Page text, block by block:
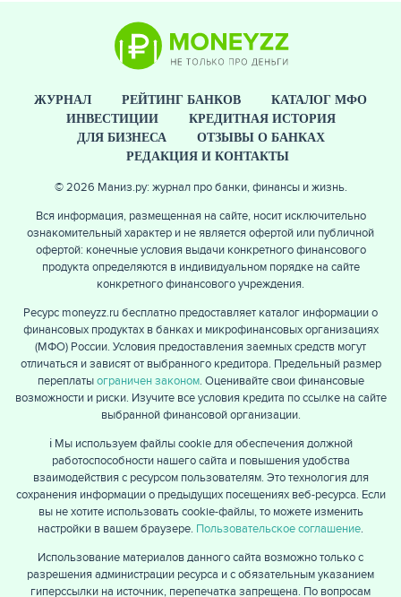
ЖУРНАЛ РЕЙТИНГ БАНКОВ
КАТАЛОГ МФО
ИНВЕСТИЦИИ
КРЕДИТНАЯ ИСТОРИЯ
ДЛЯ БИЗНЕСА
ОТЗЫВЫ О БАНКАХ
РЕДАКЦИЯ И КОНТАКТЫ
© 2026 Маниз.ру: журнал про банки, финансы и жизнь.
Вся информация, размещенная на сайте, носит исключительно
ознакомительный характер и не является офертой или публичной
офертой: конечные условия выдачи конкретного финансового
продукта определяются в индивидуальном порядке на сайте
конкретного финансового учреждения.
Ресурс moneyzz.ru бесплатно предоставляет каталог информации о
финансовых продуктах в банках и микрофинансовых организациях
(МФО) России. Условия предоставления заемных средств могут
отличаться и зависят от выбранного кредитора. Предельный размер
переплатыограничен законом. Оценивайте свои финансовые
возможности и риски. Изучите все условия кредита по ссылке на сайте
выбранной финансовой организации.
ℹ️ Мы используем файлы cookie для обеспечения должной
работоспособности нашего сайта и повышения удобства
взаимодействия с ресурсом пользователям. Это технология для
сохранения информации о предыдущих посещениях веб-ресурса. Если
вы не хотите использовать cookie-файлы, то можете изменить
настройки в вашем браузере. Пользовательское соглашение.
Использование материалов данного сайта возможно только с
разрешения администрации ресурса и с обязательным указанием
гиперссылки на источник, перепечатка запрещена. По вопросам